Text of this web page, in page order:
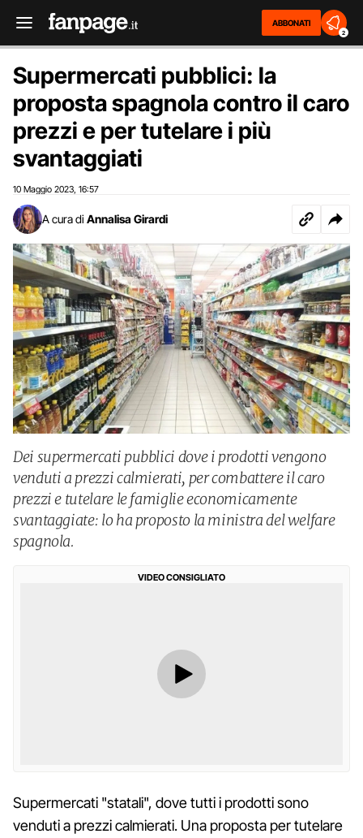
ABBONATI
2
Supermercati pubblici: la
proposta spagnola contro il caro
prezzi e per tutelare i più
svantaggiati
10 Maggio 2023 16:57
A cura di Annalisa Girardi
Dei supermercati pubblici dove i prodotti vengono
venduti a prezzi calmierati, per combattere il caro
prezzi e tutelare le famiglie economicamente
svantaggiate: lo ha proposto la ministra del welfare
spagnola.
VIDEO CONSIGLIATO
Supermercati "statali", dove tutti i prodotti sono
venduti a prezzi calmierati. Una proposta per tutelare